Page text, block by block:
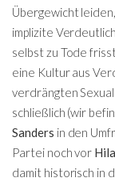
Übergewicht
implizite
selbst zu Tode
eine Kultur aus
verdrängten
schließlich (wir
Sanders in den
Partei noch vor
damit historisch in